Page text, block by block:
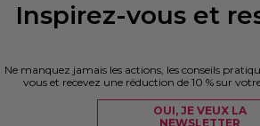
Inspirez-vous et
Ne manquez jamais les actions, les conseils
vous et recevez une réduction de 10 % sur
OUI, JE VEUX LA
NEWSLETTER